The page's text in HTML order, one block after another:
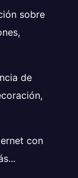
sobre
de
con